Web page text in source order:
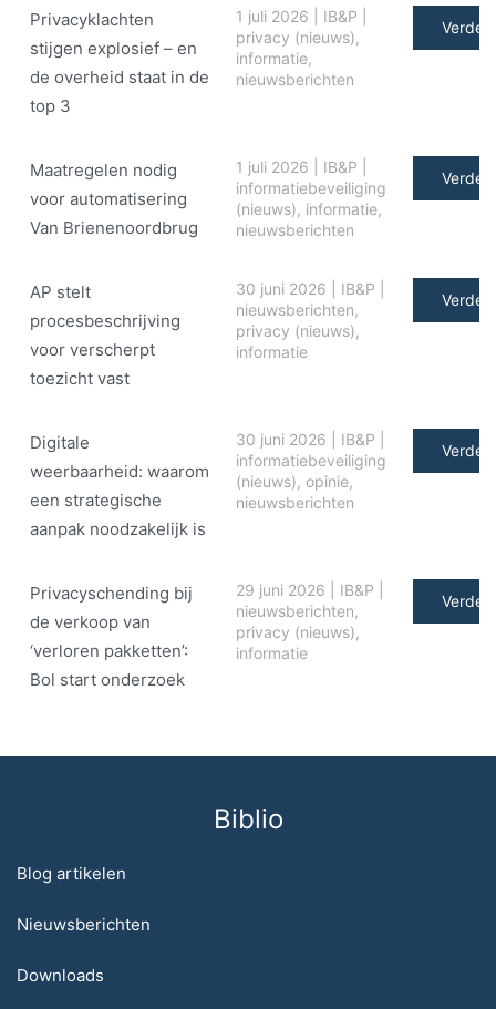
Privacyklachten
stijgen explosief – en
de overheid staat in de
top 3
1 juli 2026 IB&P
privacy (nieuws),
informatie,
nieuwsberichten
Verder
Maatregelen nodig
voor automatisering
Van Brienenoordbrug
1 juli 2026 IB&P
informatiebeveiliging
(nieuws), informatie,
nieuwsberichten
Verder
AP stelt
procesbeschrijving
voor verscherpt
toezicht vast
30 juni 2026 IB&P
nieuwsberichten,
privacy (nieuws),
informatie
Verder
Digitale
weerbaarheid: waarom
een strategische
aanpak noodzakelijk is
30 juni 2026 IB&P
informatiebeveiliging
(nieuws), opinie,
nieuwsberichten
Verder
Privacyschending bij
de verkoop van
‘verloren pakketten’:
Bol start onderzoek
29 juni 2026 IB&P
nieuwsberichten,
privacy (nieuws),
informatie
Verder
Biblio
Blog artikelen
Nieuwsberichten
Downloads